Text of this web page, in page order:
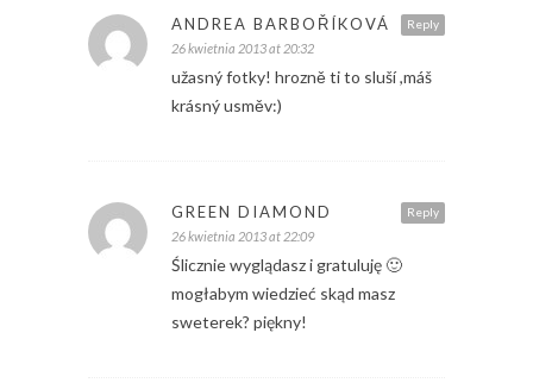
Reply
ANDREA BARBOŘÍKOVÁ
26 kwietnia 2013 at 20:32
užasný fotky! hrozně ti to sluší ,máš
krásný usměv:)
Reply
GREEN DIAMOND
26 kwietnia 2013 at 22:09
Ślicznie wyglądasz i gratuluję 🙂
mogłabym wiedzieć skąd masz
sweterek? piękny!